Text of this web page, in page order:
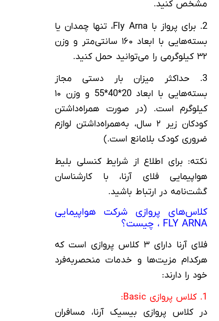
مشخص کنید.
2. برای پرواز با Fly Arna، تنها چمدان یا
بسته‌هایی با ابعاد ۱۶۰ سانتی‌متر و وزن
۳۲ کیلوگرمی را می‌توانید حمل کنید.
3. حداکثر میزان بار دستی مجاز
بسته‌هایی با ابعاد 20*40*55 و وزن ۱۰
کیلوگرم است. (در صورت همراه‌داشتن
کودکان زیر ۲ سال، به‌همراه‌داشتن لوازم
ضروری کودک بلامانع است.)
نکته: برای اطلاع از شرایط کنسلی بلیط
هواپیمایی فلای آرنا، با کارشناسان
گشت‌نامه در ارتباط باشید.
کلاس‌های پروازی شرکت هواپیمایی
FLY ARNA ، چیست؟
فلای آرنا دارای ۳ کلاس پروازی است که
هرکدام مزیت‌ها و خدمات منحصربه‌فرد
خود را دارند:
1. کلاس پروازی Basic:
در کلاس پروازی بیسیک آرنا، مسافران